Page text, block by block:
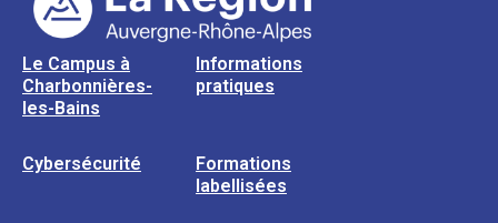
Le Campus à
Charbonnières-
les-Bains
Informations
pratiques
Cybersécurité
Formations
labellisées